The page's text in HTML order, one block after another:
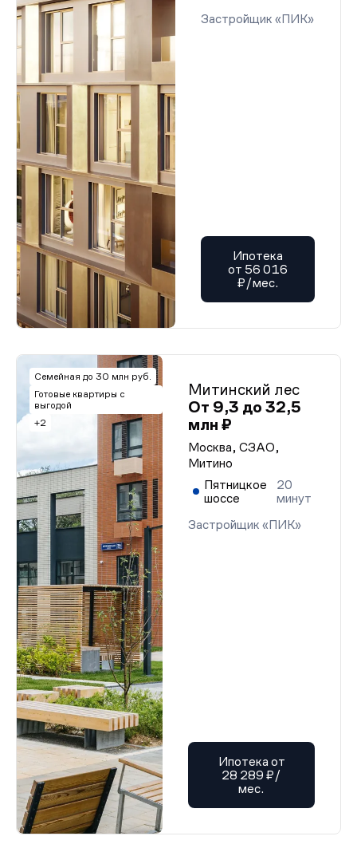
Застройщик «ПИК»
Ипотека
от 56 016
₽/мес.
Семейная до 30 млн руб.
Готовые квартиры с
выгодой
+2
Митинский лес
От 9,3 до 32,5
млн ₽
Москва, СЗАО,
Митино
Пятницкое
шоссе
20
минут
Застройщик «ПИК»
Ипотека от
28 289 ₽/
мес.